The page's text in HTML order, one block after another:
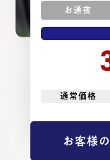
お通夜
通常価格
お客様